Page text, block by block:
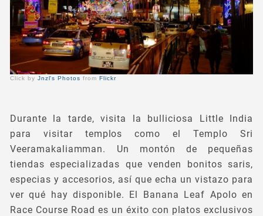
Click by Jnzl's Photos from Flickr
Durante la tarde, visita la bulliciosa Little India
para visitar templos como el Templo Sri
Veeramakaliamman. Un montón de pequeñas
tiendas especializadas que venden bonitos saris,
especias y accesorios, así que echa un vistazo para
ver qué hay disponible. El Banana Leaf Apolo en
Race Course Road es un éxito con platos exclusivos